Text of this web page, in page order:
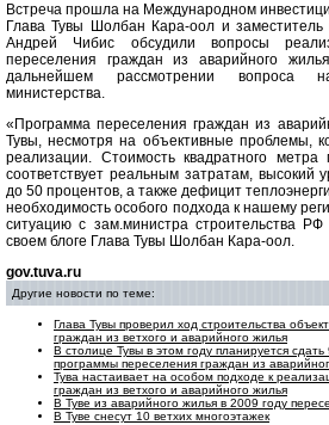
Встреча прошла на Международном
Глава Тувы Шолбан Кара-оол и заместитель
Андрей Чибис обсудили вопросы
переселения граждан из аварийного
дальнейшем рассмотрении вопроса
министерства.
«Программа переселения граждан из
Тувы, несмотря на объективные проблемы,
реализации. Стоимость квадратного
соответствует реальным затратам, высокий
до 50 процентов, а также дефицит
необходимость особого подхода к нашему
ситуацию с зам.министра строительства
своем блоге Глава Тувы Шолбан Кара-оол.
gov.tuva.ru
Другие новости по теме:
Глава Тувы проверил ход строительства
граждан из ветхого и аварийного жилья
В столице Тувы в этом году планируется
программы переселения граждан из
Тува настаивает на особом подходе к
граждан из ветхого и аварийного жилья
В Туве из аварийного жилья в 2009 году
В Туве снесут 10 ветхих многоэтажек